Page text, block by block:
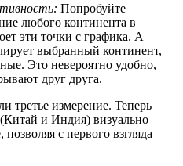
Попробуйте
любого континента в
эти точки с графика. А
выбранный континент,
Это невероятно удобно,
друг друга.
третье измерение. Теперь
и Индия) визуально
с первого взгляда